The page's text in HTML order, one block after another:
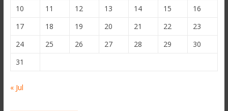
10
11 12 13 14 15
16
17
18 19 20 21 22
23
24
25 26 27 28 29
30
31
« Jul